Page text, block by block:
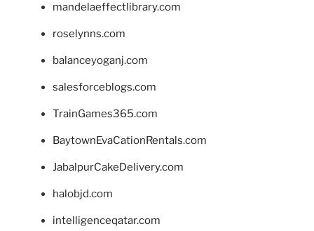
mandelaeffectlibrary.com
roselynns.com
balanceyoganj.com
salesforceblogs.com
TrainGames365.com
BaytownEvaCationRentals.com
JabalpurCakeDelivery.com
halobjd.com
intelligenceqatar.com